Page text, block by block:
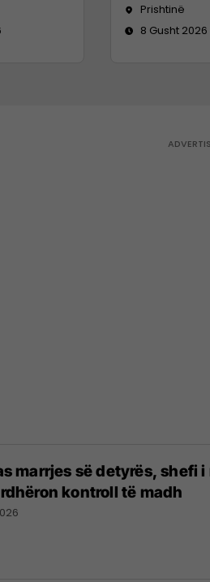
Prishtinë
8 Gusht 2026
marrjes së detyrës, shefi
kontroll të madh